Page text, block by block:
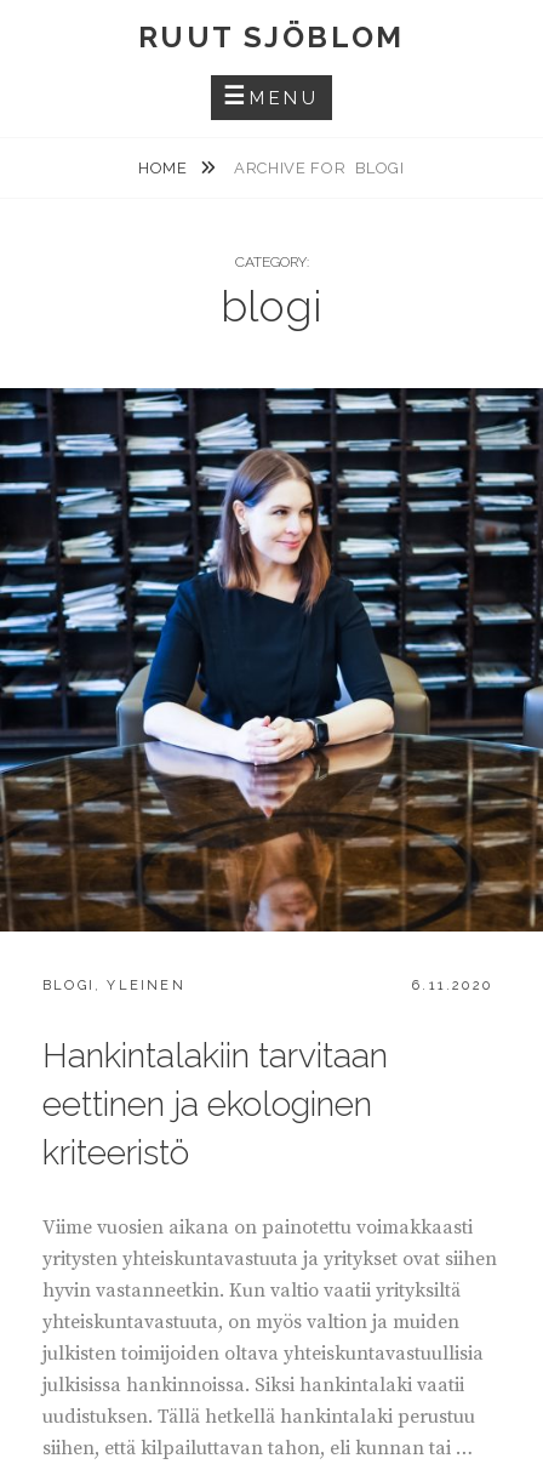
RUUT SJÖBLOM
MENU
HOME ARCHIVE FOR BLOGI
CATEGORY:
blogi
CATEGORIES:
BLOGI ,YLEINEN
POSTED
6.11.2020
Hankintalakiin tarvitaan
eettinen ja ekologinen
kriteeristö
Viime vuosien aikana on painotettu voimakkaasti
yritysten yhteiskuntavastuuta ja yritykset ovat siihen
hyvin vastanneetkin. Kun valtio vaatii yrityksiltä
yhteiskuntavastuuta, on myös valtion ja muiden
julkisten toimijoiden oltava yhteiskuntavastuullisia
julkisissa hankinnoissa. Siksi hankintalaki vaatii
uudistuksen. Tällä hetkellä hankintalaki perustuu
siihen, että kilpailuttavan tahon, eli kunnan tai …